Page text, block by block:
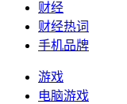
财经
财经热词
手机品牌
游戏
电脑游戏